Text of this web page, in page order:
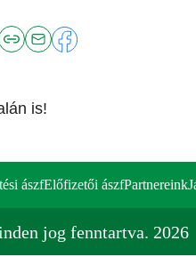
is!
ászfElőfizetői ászfPartnereink
jog fenntartva. 2026